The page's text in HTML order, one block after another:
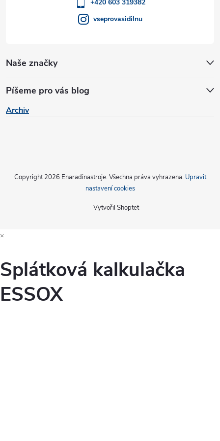
Naše značky
Píšeme pro vás blog
Archiv
+420 603 319382
vseprovasidilnu
Vytvořil Shoptet
Copyright 2026 Enaradinastroje. Všechna práva vyhrazena. Upravit
nastavení cookies
×
Splátková kalkulačka
ESSOX